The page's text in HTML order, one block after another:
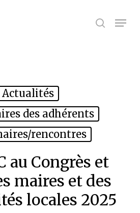
search
Menu
Actualités
des adhérents
rencontres
au Congrès et
maires et des
locales 2025